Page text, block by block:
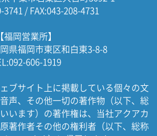
3741 / FAX:043-208-4731
【福岡営業所】
県福岡市東区和白東3-8-8
606-1919
ブサイト上に掲載している個々の文
声、その他一切の著作物（以下、総
います）の著作権は、当社アクアカ
著作者その他の権利者（以下、総称